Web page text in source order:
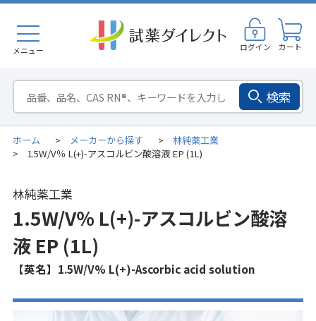
メニュー ログイン カート
検索
ホーム > メーカーから探す > 林純薬工業
> 1.5W/V％ L(+)-アスコルビン酸溶液 EP (1L)
林純薬工業
1.5W/V％ L(+)-アスコルビン酸溶
液 EP (1L)
【英名】1.5W/V% L(+)-Ascorbic acid solution